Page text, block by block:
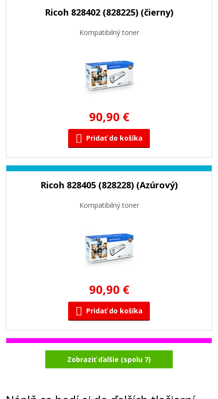
Ricoh 828402 (828225) (čierny)
Kompatibilný toner
90,90 €
Pridať do košíka
Ricoh 828405 (828228) (Azúrový)
Kompatibilný toner
90,90 €
Pridať do košíka
Ricoh 828404 (828227) (Purpurový)
Zobraziť ďalšie (spolu 7)